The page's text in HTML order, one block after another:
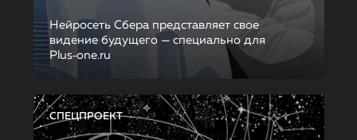
Нейросеть Сбера представляет свое
видение будущего — специально для
Plus‑one.ru
СПЕЦПРОЕКТ